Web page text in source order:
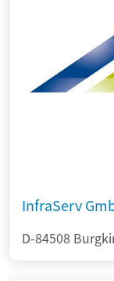
InfraServ
D-84508